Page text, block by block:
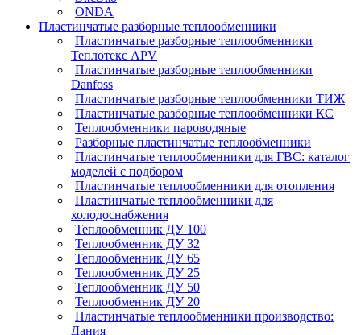
ONDA
Пластинчатые разборные теплообменники
Пластинчатые разборные теплообменники
Теплотекс APV
Пластинчатые разборные теплообменники
Danfoss
Пластинчатые разборные теплообменники ТИЖ
Пластинчатые разборные теплообменники КC
Теплообменники пароводяные
Разборные пластинчатые теплообменники
Пластинчатые теплообменники для ГВС: каталог
моделей с подбором
Пластинчатые теплообменники для отопления
Пластинчатые теплообменники для
холодоснабжения
Теплообменник ДУ 100
Теплообменник ДУ 32
Теплообменник ДУ 65
Теплообменник ДУ 25
Теплообменник ДУ 50
Теплообменник ДУ 20
Пластинчатые теплообменники производство:
Дания